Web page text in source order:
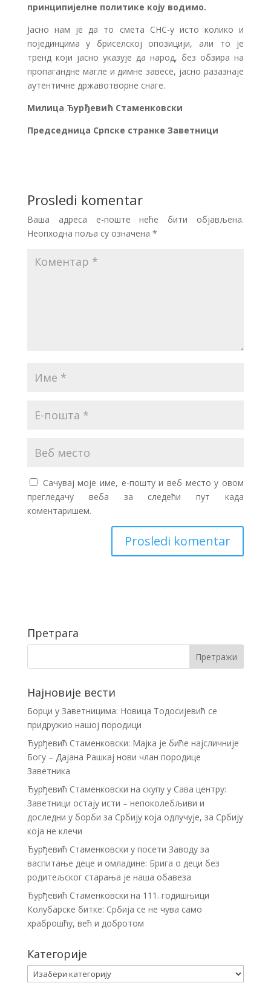
принципијелне политике коју водимо.
Јасно нам је да то смета СНС-у исто колико и
појединцима у бриселској опозицији, али то је
тренд који јасно указује да народ, без обзира на
пропагандне магле и димне завесе, јасно разазнаје
аутентичне државотворне снаге.
Милица Ђурђевић Стаменковски
Председница Српске странке Заветници
Prosledi komentar
Ваша адреса е-поште неће бити објављена.
Неопходна поља су означена *
Сачувај моје име, е-пошту и веб место у овом
прегледачу веба за следећи пут када
коментаришем.
Претрага
Најновије вести
Борци у Заветницима: Новица Тодосијевић се
придружио нашој породици
Ђурђевић Стаменковски: Мајка је биће најсличније
Богу – Дајана Рашкај нови члан породице
Заветника
Ђурђевић Стаменковски на скупу у Сава центру:
Заветници остају исти – непоколебљиви и
доследни у борби за Србију која одлучује, за Србију
која не клечи
Ђурђевић Стаменковски у посети Заводу за
васпитање деце и омладине: Брига о деци без
родитељског старања је наша обавеза
Ђурђевић Стаменковски на 111. годишњици
Колубарске битке: Србија се не чува само
храброшћу, већ и добротом
Категорије
Категорије